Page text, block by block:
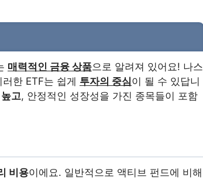
매력적인 금융 상품으로 알려져 있어요! 나스
한 ETF는 쉽게 투자의 중심이 될 수 있답니
고, 안정적인 성장성을 가진 종목들이 포함
비용이에요. 일반적으로 액티브 펀드에 비해